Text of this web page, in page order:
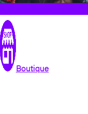
Boutique